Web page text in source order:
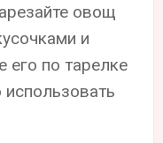
овощ
и
его по тарелке